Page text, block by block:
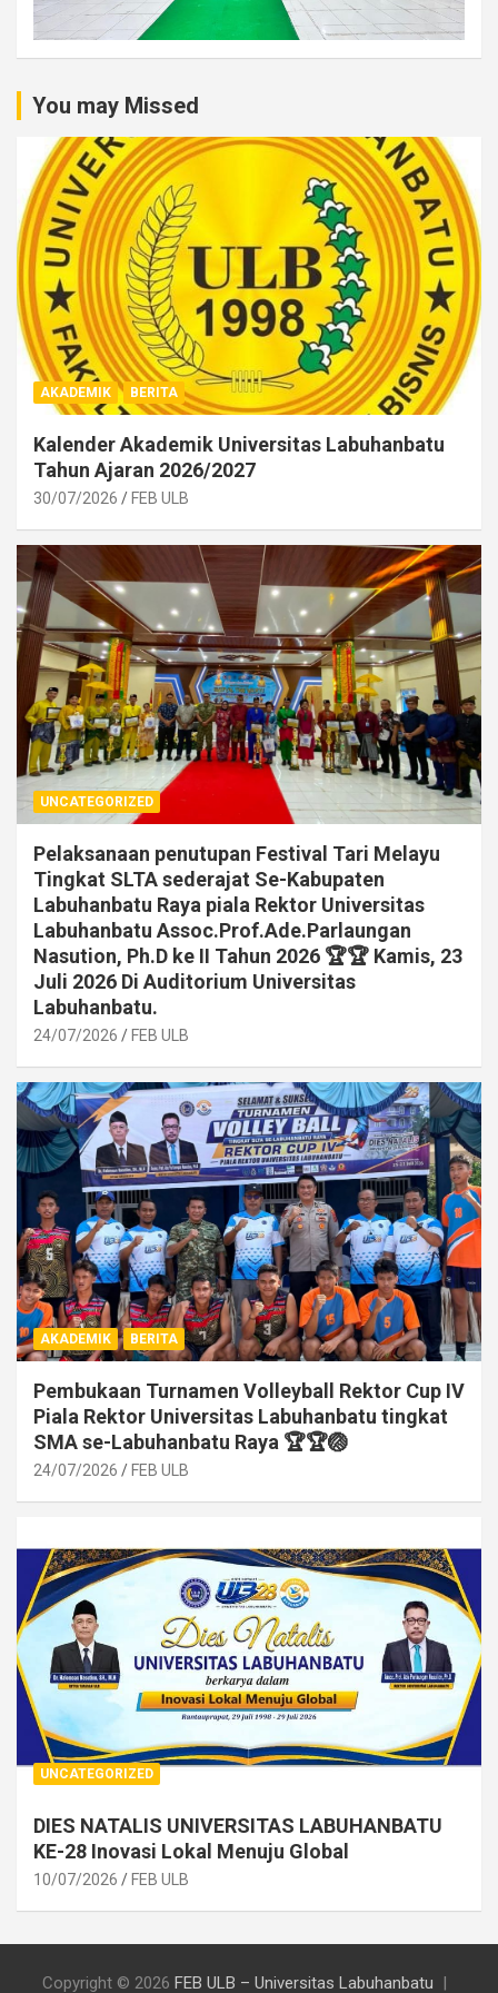
You may Missed
AKADEMIK BERITA
Kalender Akademik Universitas Labuhanbatu
Tahun Ajaran 2026/2027
30/07/2026 FEB ULB
UNCATEGORIZED
Pelaksanaan penutupan Festival Tari Melayu
Tingkat SLTA sederajat Se-Kabupaten
Labuhanbatu Raya piala Rektor Universitas
Labuhanbatu Assoc.Prof.Ade.Parlaungan
Nasution, Ph.D ke II Tahun 2026 🏆🏆 Kamis, 23
Juli 2026 Di Auditorium Universitas
Labuhanbatu.
24/07/2026 FEB ULB
AKADEMIK BERITA
Pembukaan Turnamen Volleyball Rektor Cup IV
Piala Rektor Universitas Labuhanbatu tingkat
SMA se-Labuhanbatu Raya 🏆🏆🏐
24/07/2026 FEB ULB
UNCATEGORIZED
DIES NATALIS UNIVERSITAS LABUHANBATU
KE-28 Inovasi Lokal Menuju Global
10/07/2026 FEB ULB
Copyright © 2026 FEB ULB – Universitas Labuhanbatu